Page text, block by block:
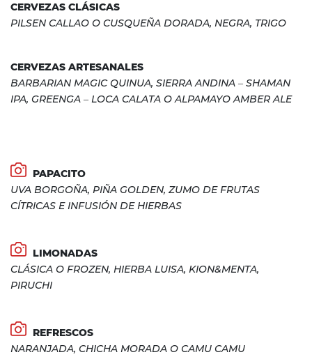
CERVEZAS CLÁSICAS
PILSEN CALLAO O CUSQUEÑA DORADA, NEGRA, TRIGO
CERVEZAS ARTESANALES
BARBARIAN MAGIC QUINUA, SIERRA ANDINA – SHAMAN
IPA, GREENGA – LOCA CALATA O ALPAMAYO AMBER ALE
PAPACITO
UVA BORGOÑA, PIÑA GOLDEN, ZUMO DE FRUTAS
CÍTRICAS E INFUSIÓN DE HIERBAS
LIMONADAS
CLÁSICA O FROZEN, HIERBA LUISA, KION&MENTA,
PIRUCHI
REFRESCOS
NARANJADA, CHICHA MORADA O CAMU CAMU